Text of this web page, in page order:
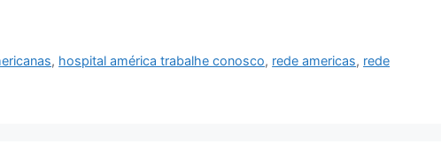
, hospital américa trabalhe conosco, rede americas, rede